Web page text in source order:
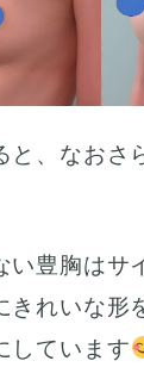
と、なおさ
い豊胸はサ
きれいな形
しています